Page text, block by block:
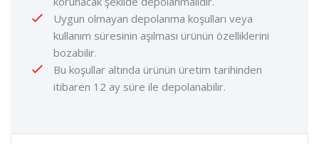
Uygun olmayan depolanma koşulları veya
kullanım süresinin aşılması ürünün özelliklerini
bozabilir.
Bu koşullar altında ürünün üretim tarihinden
itibaren 12 ay süre ile depolanabilir.